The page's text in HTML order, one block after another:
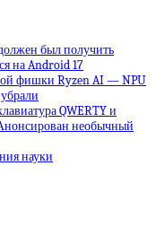
был получить
на Android 17
фишки Ryzen AI — NPU
QWERTY и
необычный
науки